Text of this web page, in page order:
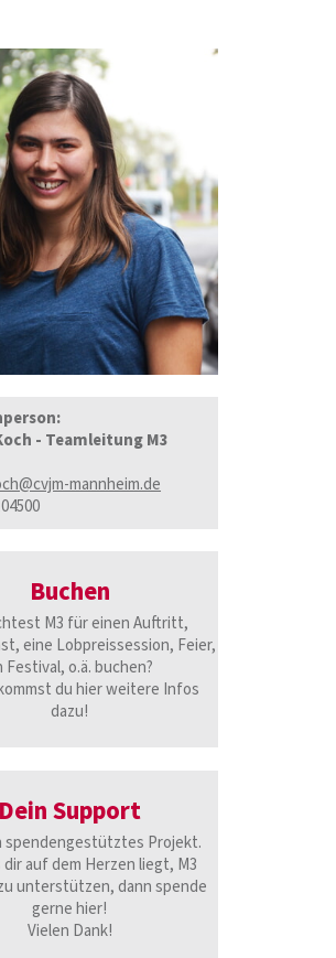
- Teamleitung M3
mannheim.de
Buchen
M3 für einen Auftritt,
eine Lobpreissession, Feier,
Festival, o.ä. buchen?
du hier weitere Infos
dazu!
Dein Support
spendengestütztes Projekt.
dir auf dem Herzen liegt, M3
unterstützen, dann spende
gerne hier!
Vielen Dank!